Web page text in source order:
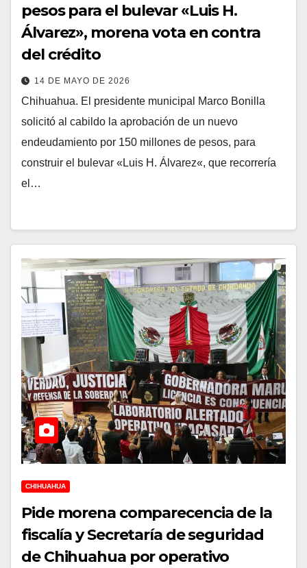
pesos para el bulevar «Luis H.
Álvarez», morena vota en contra
del crédito
14 DE MAYO DE 2026
Chihuahua. El presidente municipal Marco Bonilla
solicitó al cabildo la aprobación de un nuevo
endeudamiento por 150 millones de pesos, para
construir el bulevar «Luis H. Álvarez«, que recorrería
el…
CHIHUAHUA
Pide morena comparecencia de la
fiscalía y Secretaría de seguridad
de Chihuahua por operativo